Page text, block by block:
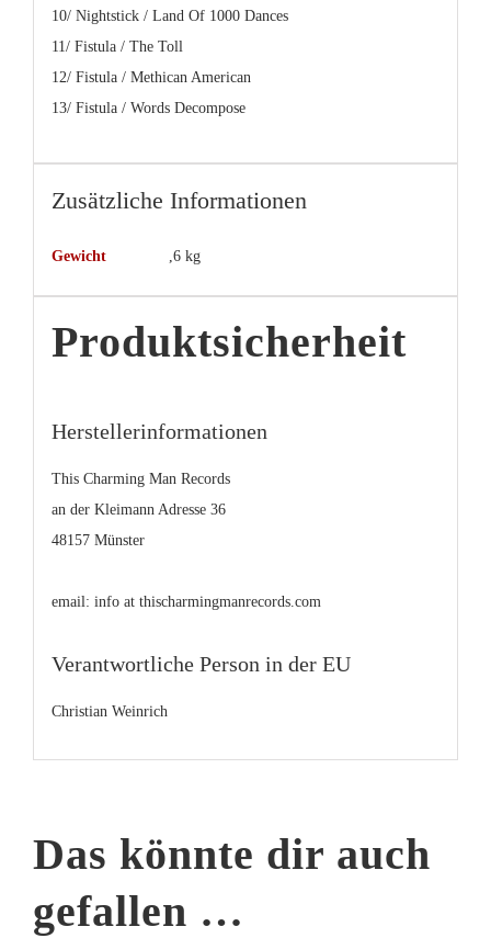
10/ Nightstick / Land Of 1000 Dances
11/ Fistula / The Toll
12/ Fistula / Methican American
13/ Fistula / Words Decompose
Zusätzliche Informationen
Gewicht ,6 kg
Produktsicherheit
Herstellerinformationen
This Charming Man Records
an der Kleimann Adresse 36
48157 Münster
email: info at thischarmingmanrecords.com
Verantwortliche Person in der EU
Christian Weinrich
Das könnte dir auch
gefallen …